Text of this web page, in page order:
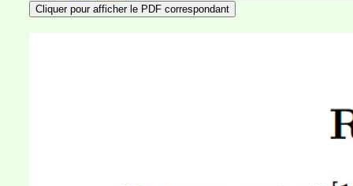
Cliquer pour afficher le PDF correspondant